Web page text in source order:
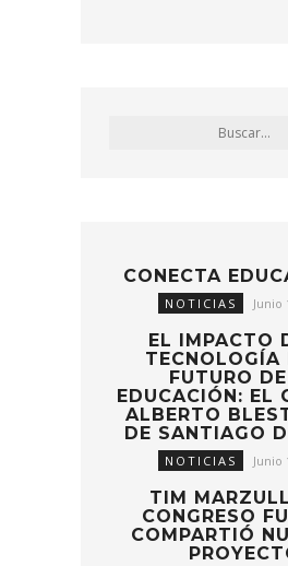
CONECTA
NOTICIAS Junio
EL IMPACTO
TECNOLOGÍA
FUTURO
EDUCACIÓN: EL
ALBERTO
DE SANTIAGO
NOTICIAS Junio
TIM
CONGRESO
COMPARTIÓ